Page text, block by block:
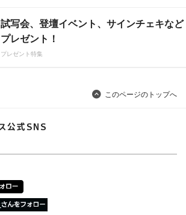
試写会、登壇イベント、サインチェキなど
プレゼント！
プレゼント特集
このページのトップへ